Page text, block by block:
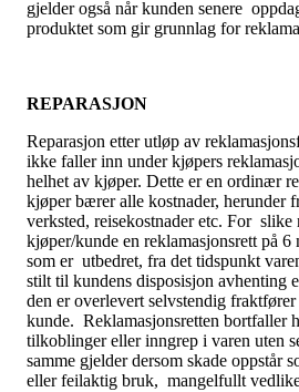
gjelder også når kunden senere
produktet som gir grunnlag for
REPARASJON
Reparasjon etter utløp av
ikke faller inn under kjøpers
helhet av kjøper. Dette er en ordinær
kjøper bærer alle kostnader, herunder
verksted, reisekostnader etc. For slike
kjøper/kunde en reklamasjonsrett på 6
som er utbedret, fra det tidspunkt
stilt til kundens disposisjon avhenting
den er overlevert selvstendig
kunde. Reklamasjonsretten bortfaller
tilkoblinger eller inngrep i varen uten
samme gjelder dersom skade oppstår
eller feilaktig bruk, mangelfullt